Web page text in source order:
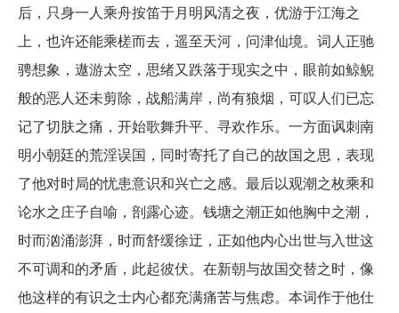
后，只身一人乘舟按笛于月明风清之夜，优游于江海之
上，也许还能乘槎而去，遥至天河，问津仙境。词人正驰
骋想象，遨游太空，思绪又跌落于现实之中，眼前如鲸鲵
般的恶人还未剪除，战船满岸，尚有狼烟，可叹人们已忘
记了切肤之痛，开始歌舞升平、寻欢作乐。一方面讽刺南
明小朝廷的荒淫误国，同时寄托了自己的故国之思，表现
了他对时局的忧患意识和兴亡之感。最后以观潮之枚乘和
论水之庄子自喻，剖露心迹。钱塘之潮正如他胸中之潮，
时而汹涌澎湃，时而舒缓徐迂，正如他内心出世与入世这
不可调和的矛盾，此起彼伏。在新朝与故国交替之时，像
他这样的有识之士内心都充满痛苦与焦虑。本词作于他仕